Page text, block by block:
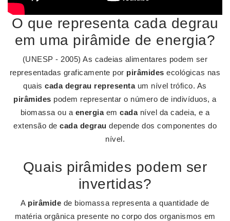
O que representa cada degrau
em uma pirâmide de energia?
(UNESP - 2005) As cadeias alimentares podem ser
representadas graficamente por pirâmides ecológicas nas
quaiscada degrau representaum nível trófico. As
pirâmides podem representar o número de indivíduos, a
biomassa ou a energiaem cadanível da cadeia, e a
extensão de cada degrau depende dos componentes do
nível.
Quais pirâmides podem ser
invertidas?
A pirâmide de biomassa representa a quantidade de
matéria orgânica presente no corpo dos organismos em